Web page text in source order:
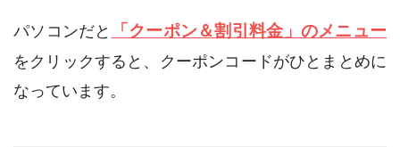
パソコンだと 「クーポン＆割引料金」のメニュー
をクリックすると、クーポンコードがひとまとめに
なっています。